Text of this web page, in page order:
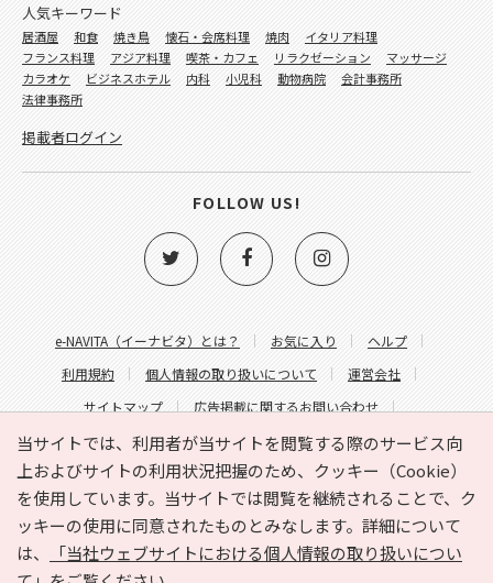
当サイトでは、利用者が当サイトを閲覧する際のサービス向
上およびサイトの利用状況把握のため、クッキー（Cookie）
を使用しています。当サイトでは閲覧を継続されることで、ク
ッキーの使用に同意されたものとみなします。詳細について
は、
「当社ウェブサイトにおける個人情報の取り扱いについ
e-NAVITA（イーナビタ）とは？ お気に入り
ヘルプ
利用規約
個人情報の取り扱いについて
運営会社
サイトマップ
広告掲載に関するお問い合わせ
サイトの内容に関するお問い合わせ
人気キーワード
居酒屋 和食 焼き鳥 懐石・会席料理 焼肉
イタリア料理
フランス料理
アジア料理 喫茶・カフェ リラクゼーション
マッサージ
カラオケ
ビジネスホテル 内科 小児科 動物病院
会計事務所
法律事務所
掲載者ログイン
FOLLOW US!
Copyright © HYOJITO.Co.,Ltd. All Rights Reserved.